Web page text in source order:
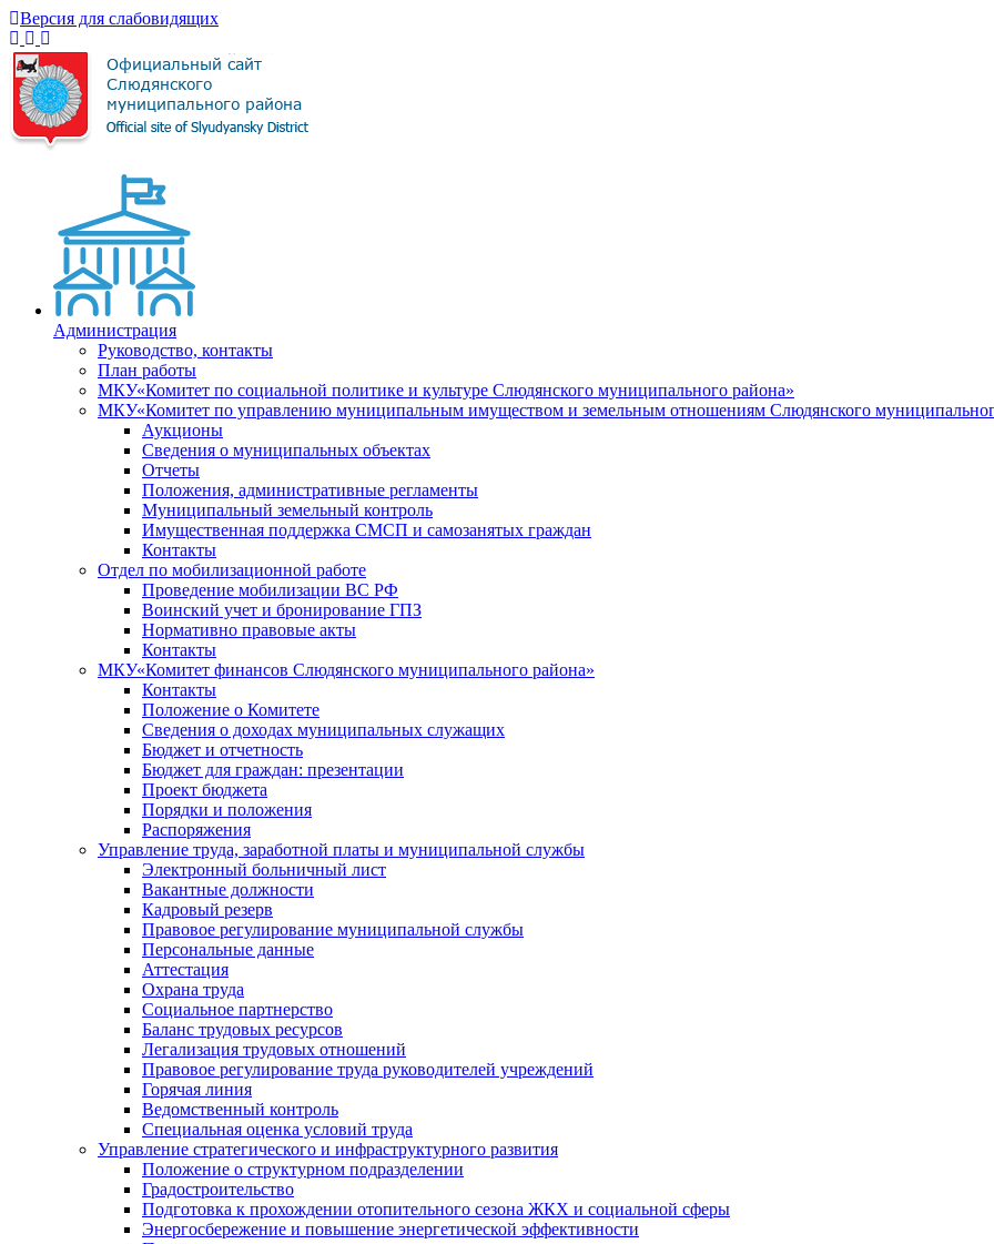
Версия для слабовидящих
Администрация
Руководство, контакты
План работы
МКУ«Комитет по социальной политике и культуре Слюдянского муниципального района»
МКУ«Комитет по управлению муниципальным имуществом и земельным отношениям Слюдянского
Аукционы
Сведения о муниципальных объектах
Отчеты
Положения, административные регламенты
Муниципальный земельный контроль
Имущественная поддержка СМСП и самозанятых граждан
Контакты
Отдел по мобилизационной работе
Проведение мобилизации ВС РФ
Воинский учет и бронирование ГПЗ
Нормативно правовые акты
Контакты
МКУ«Комитет финансов Слюдянского муниципального района»
Контакты
Положение о Комитете
Сведения о доходах муниципальных служащих
Бюджет и отчетность
Бюджет для граждан: презентации
Проект бюджета
Порядки и положения
Распоряжения
Управление труда, заработной платы и муниципальной службы
Электронный больничный лист
Вакантные должности
Кадровый резерв
Правовое регулирование муниципальной службы
Персональные данные
Аттестация
Охрана труда
Социальное партнерство
Баланс трудовых ресурсов
Легализация трудовых отношений
Правовое регулирование труда руководителей учреждений
Горячая линия
Ведомственный контроль
Специальная оценка условий труда
Управление стратегического и инфраструктурного развития
Положение о структурном подразделении
Градостроительство
Подготовка к прохождении отопительного сезона ЖКХ и социальной сферы
Энергосбережение и повышение энергетической эффективности